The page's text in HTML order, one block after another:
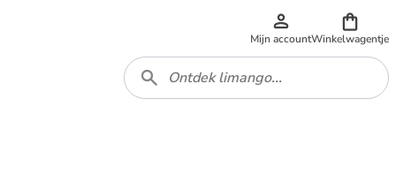
Mijn accountWinkelwagentje